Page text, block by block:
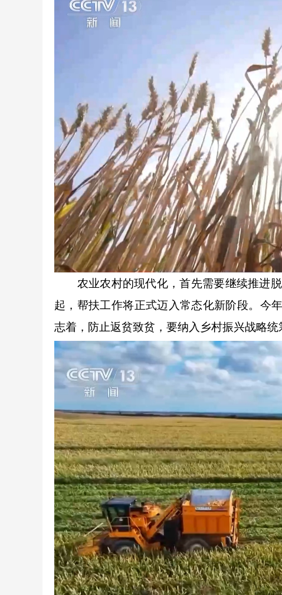
农业农村的现代化，首先需要继续推进脱
起，帮扶工作将正式迈入常态化新阶段。今
志着，防止返贫致贫，要纳入乡村振兴战略